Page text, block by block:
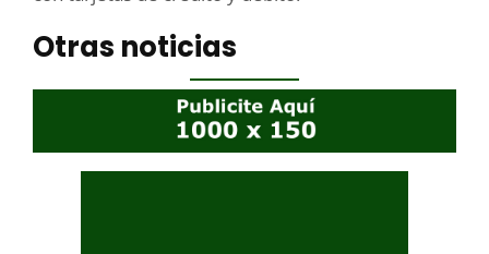
Otras noticias